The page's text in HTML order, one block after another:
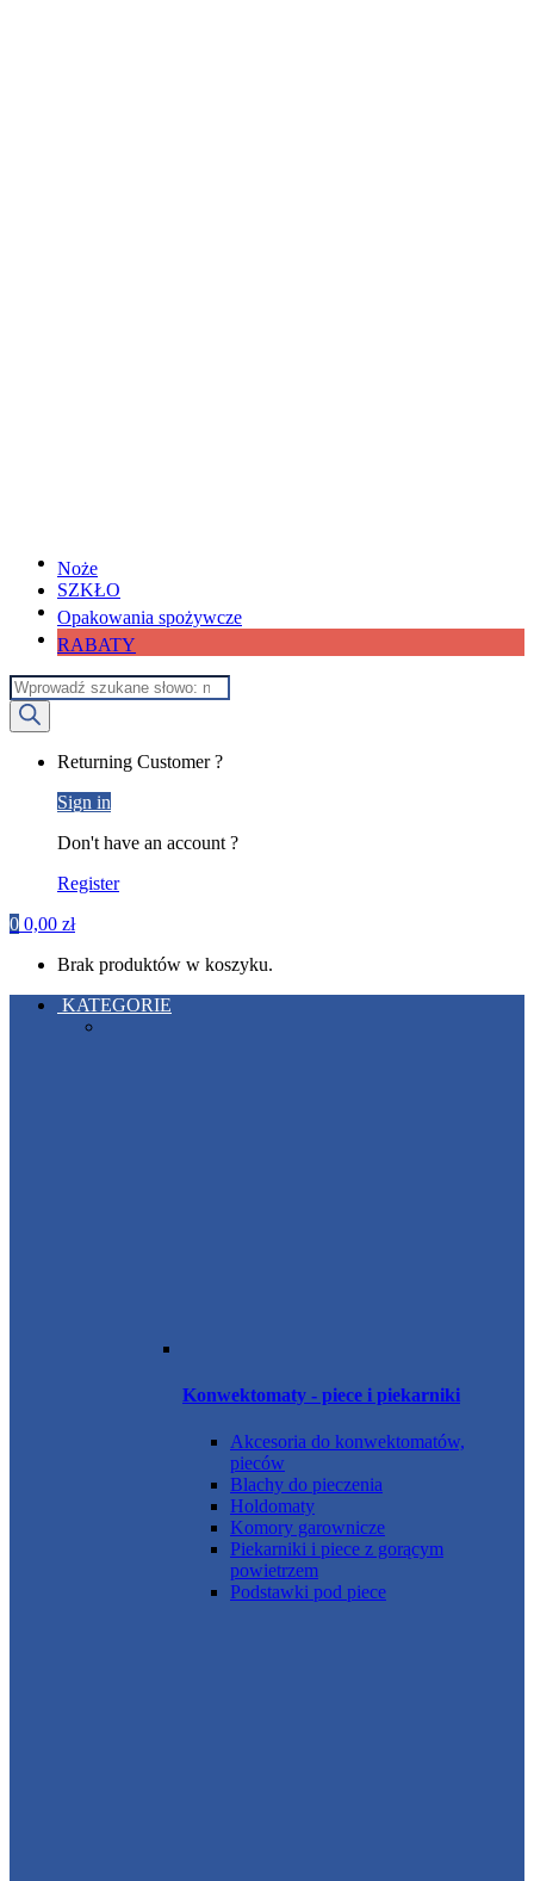
Noże
SZKŁO
Opakowania spożywcze
RABATY
Wyszukiwarka
produktów
Returning Customer ?
Sign in
Don't have an account ?
Register
0 0,00 zł
Brak produktów w koszyku.
KATEGORIE
Konwektomaty - piece i piekarniki
Akcesoria do konwektomatów,
pieców
Blachy do pieczenia
Holdomaty
Komory garownicze
Piekarniki i piece z gorącym
powietrzem
Podstawki pod piece